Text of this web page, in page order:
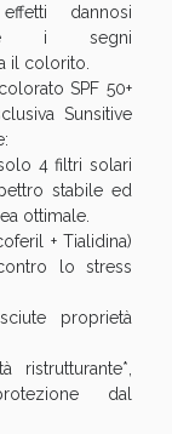
dannosi
i segni
il colorito.
SPF 50+
Sunsitive
4 filtri solari
stabile ed
ottimale.
+ Tialidina)
lo stress
proprietà
ristrutturante*,
dal
oggi!